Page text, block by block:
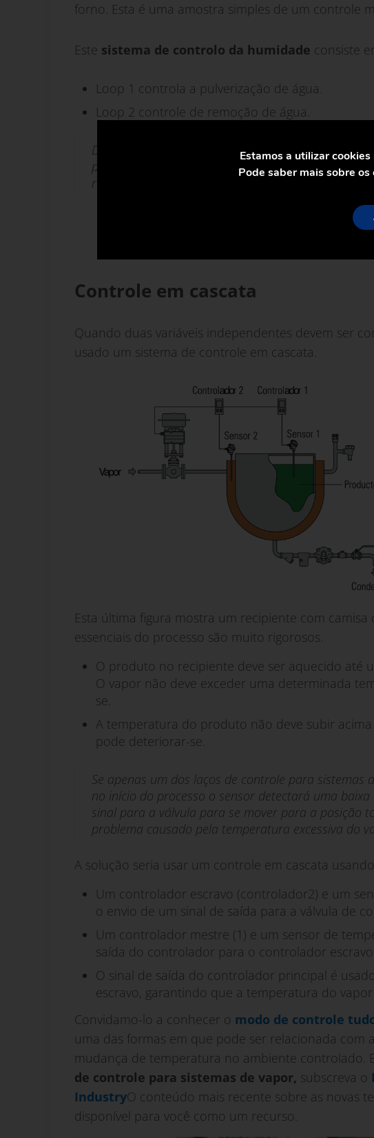
forno. Esta é uma amostra simples de um controle
Este sistema de controlo da humidade consiste
Loop 1 controla a pulverização de água.
Loop 2 controle de remoção de água.
Dentro deste processo, uma série de fatores
pressão da água, afectarão os loops. O loop 1
resultante terá um impacto no loop 2.
Controle em cascata
Quando duas variáveis independentes devem ser
usado um sistema de controle em cascata.
Esta última figura mostra um recipiente com
essenciais do processo são muito rigorosos.
O produto no recipiente deve ser aquecido até
O vapor não deve exceder uma determinada
se.
A temperatura do produto não deve subir
pode deteriorar-se.
Se apenas um dos laços de controle para
no início do processo o sensor detectará uma
sinal para a válvula para se mover para a posição
problema causado pela temperatura excessiva do
A solução seria usar um controle em cascata
Um controlador escravo (controlador2) e um
o envio de um sinal de saída para a válvula de
Um controlador mestre (1) e um sensor de
saída do controlador para o controlador escravo.
O sinal de saída do controlador principal é
escravo, garantindo que a temperatura do vapor
Convidamo-lo a conhecer o modo de controle
uma das formas em que pode ser relacionada com a
mudança de temperatura no ambiente controlado.
de controle para sistemas de vapor, subscreva o
IndustryO conteúdo mais recente sobre as novas
disponível para você como um recurso.
Estamos a utilizar
Pode saber mais sobre